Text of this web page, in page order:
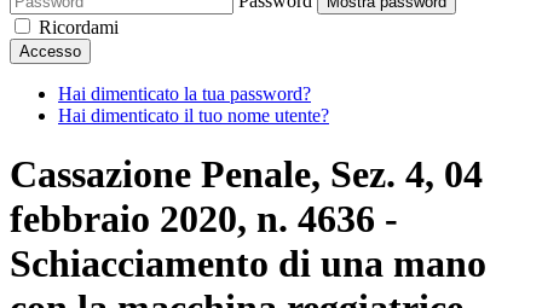
Ricordami
Accesso
Hai dimenticato la tua password?
Hai dimenticato il tuo nome utente?
Cassazione Penale, Sez. 4, 04
febbraio 2020, n. 4636 -
Schiacciamento di una mano